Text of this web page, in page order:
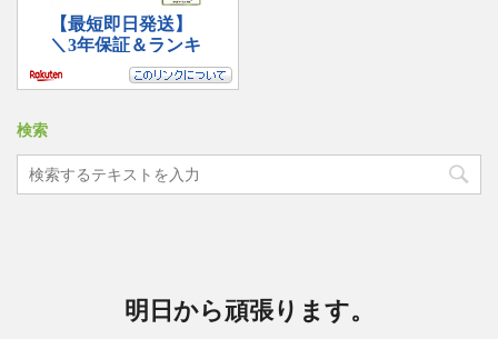
検索
明日から頑張ります。